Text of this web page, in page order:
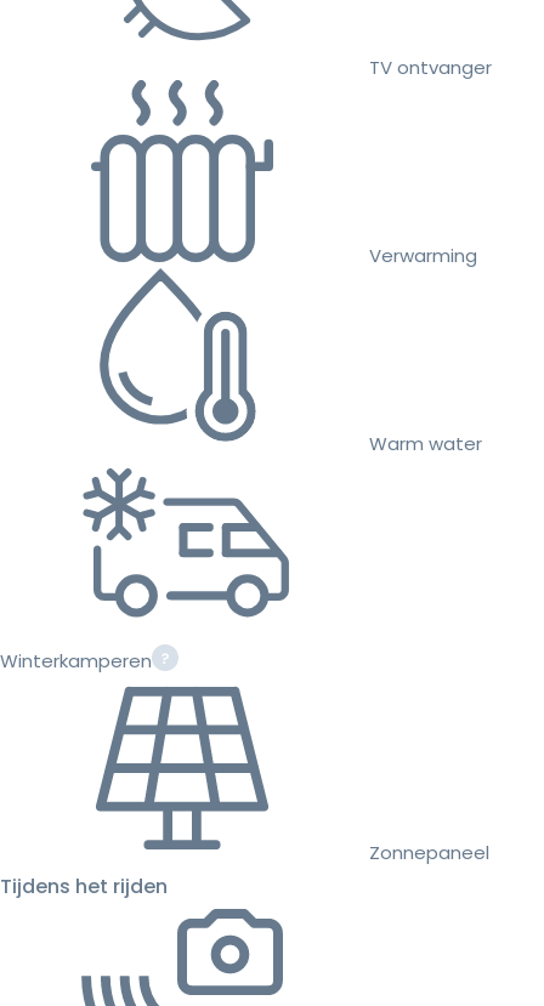
TV ontvanger
Verwarming
Warm water
Winterkamperen
Zonnepaneel
Tijdens het rijden